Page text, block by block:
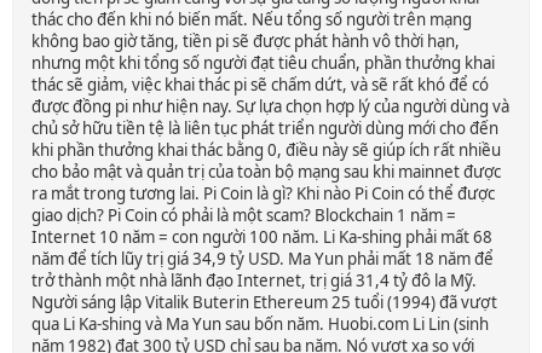
thác cho đến khi nó biến mất. Nếu tổng số người trên mạng
không bao giờ tăng, tiền pi sẽ được phát hành vô thời hạn,
nhưng một khi tổng số người đạt tiêu chuẩn, phần thưởng khai
thác sẽ giảm, việc khai thác pi sẽ chấm dứt, và sẽ rất khó để có
được đồng pi như hiện nay. Sự lựa chọn hợp lý của người dùng và
chủ sở hữu tiền tệ là liên tục phát triển người dùng mới cho đến
khi phần thưởng khai thác bằng 0, điều này sẽ giúp ích rất nhiều
cho bảo mật và quản trị của toàn bộ mạng sau khi mainnet được
ra mắt trong tương lai. Pi Coin là gì? Khi nào Pi Coin có thể được
giao dịch? Pi Coin có phải là một scam? Blockchain 1 năm =
Internet 10 năm = con người 100 năm. Li Ka-shing phải mất 68
năm để tích lũy trị giá 34,9 tỷ USD. Ma Yun phải mất 18 năm để
trở thành một nhà lãnh đạo Internet, trị giá 31,4 tỷ đô la Mỹ.
Người sáng lập Vitalik Buterin Ethereum 25 tuổi (1994) đã vượt
qua Li Ka-shing và Ma Yun sau bốn năm. Huobi.com Li Lin (sinh
năm 1982) đạt 300 tỷ USD chỉ sau ba năm. Nó vượt xa so với